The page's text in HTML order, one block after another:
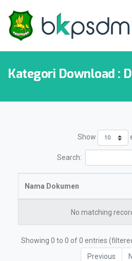
Kategori Download :
Show
Search:
Nama Dokumen
No matching
Showing 0 to 0 of 0 entries
Previous